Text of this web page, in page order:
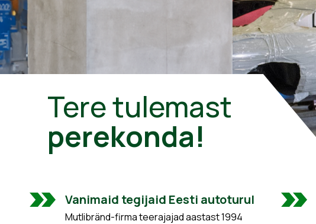
Tere tulemast
perekonda!
Vanimaid tegijaid Eesti autoturul
Mutlibränd-firma teerajajad aastast 1994